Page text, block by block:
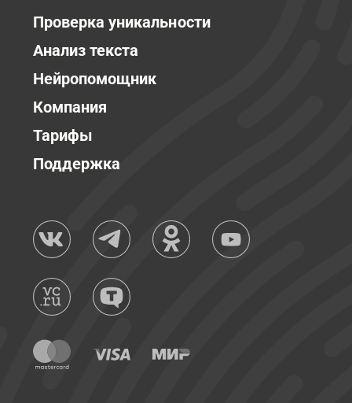
Проверка уникальности
Анализ текста
Нейропомощник
Компания
Тарифы
Поддержка